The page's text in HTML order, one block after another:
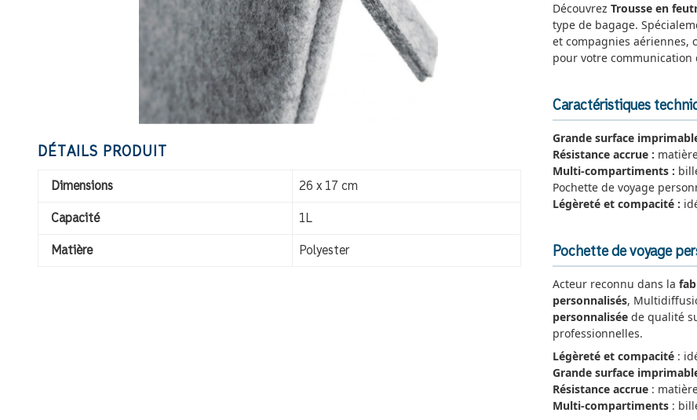
DÉTAILS PRODUIT
Dimensions 26 x 17 cm
Capacité 1L
Matière Polyester
Découvrez Trousse en
type de bagage.
et compagnies aériennes,
pour votre communication
Caractéristiques
Grande surface
Résistance accrue :
Multi-compartiments :
Pochette de voyage
Légèreté et compacité :
Pochette de voyage
Acteur reconnu dans la
personnalisés,
personnalisée de qualité
professionnelles.
Légèreté et compacité :
Grande surface
Résistance accrue :
Multi-compartiments :